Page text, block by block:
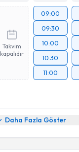
Takvim
kapalıdır
09:00
09:30
10:00
10:30
11:00
Daha Fazla Göster